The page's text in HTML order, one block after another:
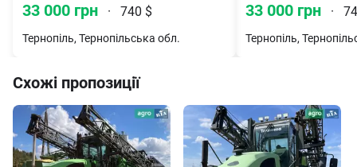
33 000 грн · 740 $
Тернопіль, Тернопільська обл.
33 000 грн ·
Тернопіль,
Схожі пропозиції